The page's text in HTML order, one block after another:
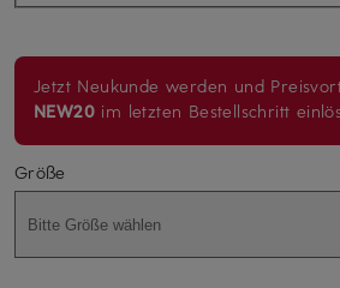
Jetzt Neukunde werden und
NEW20 im letzten Bestellschritt
Größe
Bitte Größe wählen